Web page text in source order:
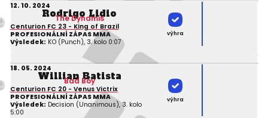
12. 10. 2024
Rodrigo Lidio
The Dynamis
Centurion FC 23 - King of Brazil
PROFESIONÁLNÍ ZÁPAS MMA
Výsledek: KO (Punch), 3. kolo 0:07
výhra
18. 05. 2024
Willian Batista
Bad Boy
Centurion FC 20 - Venus Victrix
PROFESIONÁLNÍ ZÁPAS MMA
Výsledek: Decision (Unanimous), 3. kolo
5:00
výhra